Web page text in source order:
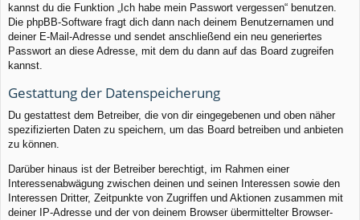
kannst du die Funktion „Ich habe mein Passwort vergessen“ benutzen.
Die phpBB-Software fragt dich dann nach deinem Benutzernamen und
deiner E-Mail-Adresse und sendet anschließend ein neu generiertes
Passwort an diese Adresse, mit dem du dann auf das Board zugreifen
kannst.
Gestattung der Datenspeicherung
Du gestattest dem Betreiber, die von dir eingegebenen und oben näher
spezifizierten Daten zu speichern, um das Board betreiben und anbieten
zu können.
Darüber hinaus ist der Betreiber berechtigt, im Rahmen einer
Interessenabwägung zwischen deinen und seinen Interessen sowie den
Interessen Dritter, Zeitpunkte von Zugriffen und Aktionen zusammen mit
deiner IP-Adresse und der von deinem Browser übermittelter Browser-